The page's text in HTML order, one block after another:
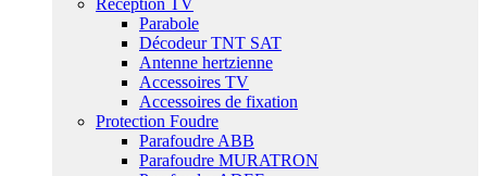
Réception TV
Parabole
Décodeur TNT SAT
Antenne hertzienne
Accessoires TV
Accessoires de fixation
Protection Foudre
Parafoudre ABB
Parafoudre MURATRON